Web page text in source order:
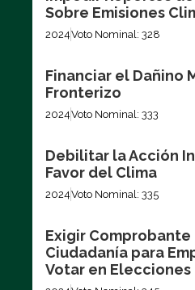
Sobre Emisiones
2024Voto Nominal: 328
Financiar el Dañino
Fronterizo
2024Voto Nominal: 333
Debilitar la Acción
Favor del Clima
2024Voto Nominal: 335
Exigir Comprobante
Ciudadanía para
Votar en Elecciones